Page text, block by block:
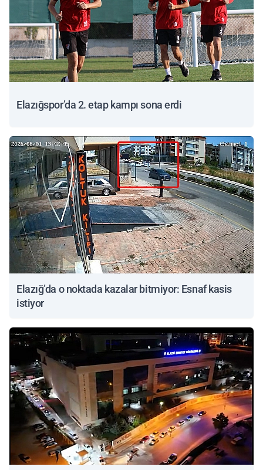
Elazığspor’da 2. etap kampı sona erdi
Elazığ’da o noktada kazalar bitmiyor: Esnaf kasis
istiyor